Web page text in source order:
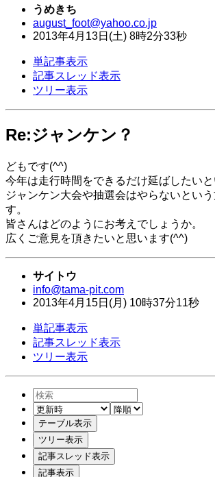
うめきち
august_foot@yahoo.co.jp
2013年4月 13日 (土) 8時2分33秒
単記事表示
記事スレッド表示
ツリー表示
Re:ジャンケン？
どもです(^^)
今年は走行時間をできるだけ延ばしたいと
ジャンケン大会や抽選会はやらないとい
す。
皆さんはどのようにお考えでしょうか。
広くご意見を頂きたいと思います(^^)
サイトウ
info@tama-pit.com
2013年4月 15日 (月) 10時37分11秒
単記事表示
記事スレッド表示
ツリー表示